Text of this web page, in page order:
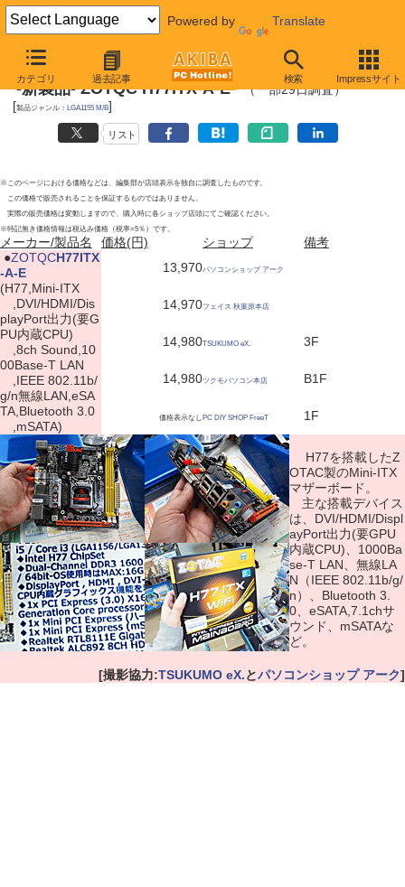
Powered by Translate
カテゴリ 過去記事 検索 Impressサイト
2012年4月28日
-新製品- ZOTQC H77ITX-A-E（一部29日調査）
[製品ジャンル： LGA1155 M/B]
リスト
※このページにおける価格などは、編集部が店頭表示を独自に調査したものです。
この価格で販売されることを保証するものではありません。
実際の販売価格は変動しますので、購入時に各ショップ店頭にてご確認ください。
※特記無き価格情報は税込み価格（税率=5％）です。
メーカー/製品名 価格(円) ショップ
備考
●ZOTQCH77ITX
-A-E
(H77,Mini-ITX
,DVI/HDMI/Dis
playPort出力(要G
PU内蔵CPU)
,8ch Sound,10
00Base-T LAN
,IEEE 802.11b/
g/n無線LAN,eSA
TA,Bluetooth 3.0
,mSATA)
13,970パソコンショップ アーク
14,970フェイス 秋葉原本店
14,980TSUKUMO eX. 3F
14,980ツクモパソコン本店 B1F
価格表示なし PC DIY SHOP FreeT 1F
H77を搭載したZ
OTAC製のMini-ITX
マザーボード。
主な搭載デバイス
は、DVI/HDMI/Displ
ayPort出力(要GPU
内蔵CPU)、1000Ba
se-T LAN、無線LA
N（IEEE 802.11b/g/
n）、Bluetooth 3.
0、eSATA,7.1chサ
ウンド、mSATAな
ど。
[撮影協力:TSUKUMO eX.とパソコンショップ アーク]